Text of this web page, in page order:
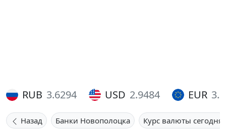
RUB 3.6294 USD 2.9484 EUR
Назад Банки Новополоцка Курс валюты сегодня